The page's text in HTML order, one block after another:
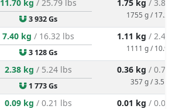
11.70 kg / 25.79 lbs
3 932 Gs
1.75 kg /
1755 g / 17.2
7.40 kg / 16.32 lbs
3 128 Gs
1.11 kg /
1111 g / 10.9
2.38 kg / 5.24 lbs
1 773 Gs
0.36 kg /
357 g / 3.5 N
0.09 kg / 0.21 lbs 0.01 kg /